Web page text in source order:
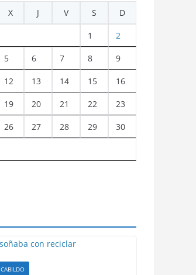
X J V S D
1 2
5 6 7 8 9
12 13 14 15 16
19 20 21 22 23
26 27 28 29 30
CABILDO